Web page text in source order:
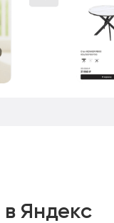
в Яндекс